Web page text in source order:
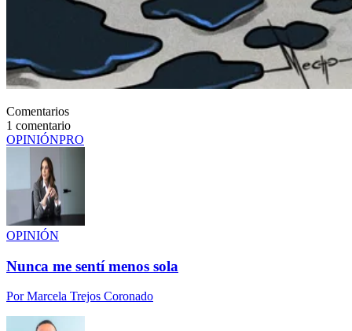
Comentarios
1 comentario
OPINIÓNPRO
OPINIÓN
Nunca me sentí menos sola
PorMarcela Trejos Coronado